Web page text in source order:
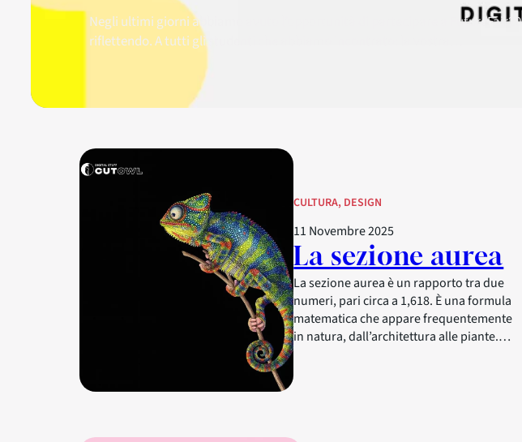
Negli ultimi giorni abbiamo avuto l’opportunità di partecipare a
riflettendo. A tutti gli studenti che abbiamo incontrato: la vostra…
CULTURA, DESIGN
11 Novembre 2025
La sezione aurea
La sezione aurea è un rapporto tra due
numeri, pari circa a 1,618. È una formula
matematica che appare frequentemente
in natura, dall’architettura alle piante.…